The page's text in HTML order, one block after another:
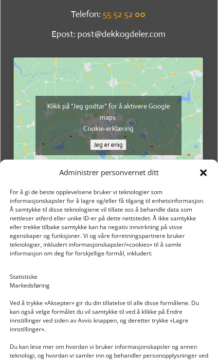
Administrer personvernet ditt
For å gi de beste opplevelsene bruker vi teknologier som
informasjonskapsler for å lagre og/eller få tilgang til enhetsinformasjon.
Å samtykke til disse teknologiene vil tillate oss å behandle data som
nettleser atferd eller unike ID-er på dette nettstedet. Å ikke samtykke
eller trekke tilbake samtykke kan ha negativ innvirkning på visse
egenskaper og funksjoner. Vi og våre forretningspartnere bruker
teknologier, inkludert informasjonskapsler/«cookies» til å samle
informasjon om deg for forskjellige formål, inkludert:
Statistiske
Markedsføring
Ved å trykke «Aksepter» gir du din tillatelse til alle disse formålene. Du
kan også velge formålet du vil samtykke til ved å klikke på Endre
innstillinger ved siden av Avvis knappen, og deretter trykke «Lagre
innstillinger».
Du kan lese mer om hvordan vi bruker informasjonskapsler og annen
teknologi, og hvordan vi samler inn og behandler personopplysninger ved
Telefon: 55 52 52 00
Epost: post@dekkogdeler.com
Klikk på "Jeg godtar" for å aktivere Google
maps
Cookie-erklæring
Jeg er enig
INFORMASJON